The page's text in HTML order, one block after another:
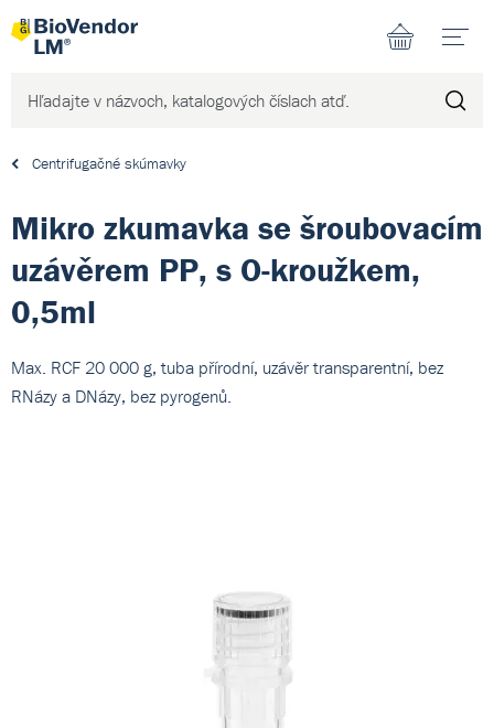
Centrifugačné skúmavky
Mikro zkumavka se šroubovacím
uzávěrem PP, s O-kroužkem,
0,5ml
Max. RCF 20 000 g, tuba přírodní, uzávěr transparentní, bez
RNázy a DNázy, bez pyrogenů.